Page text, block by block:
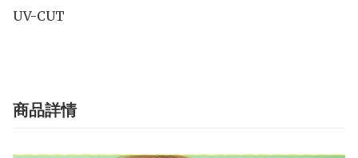
UV-CUT
商品詳情